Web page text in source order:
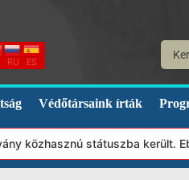
RU ES
Védőtársaink írták
státuszba került.